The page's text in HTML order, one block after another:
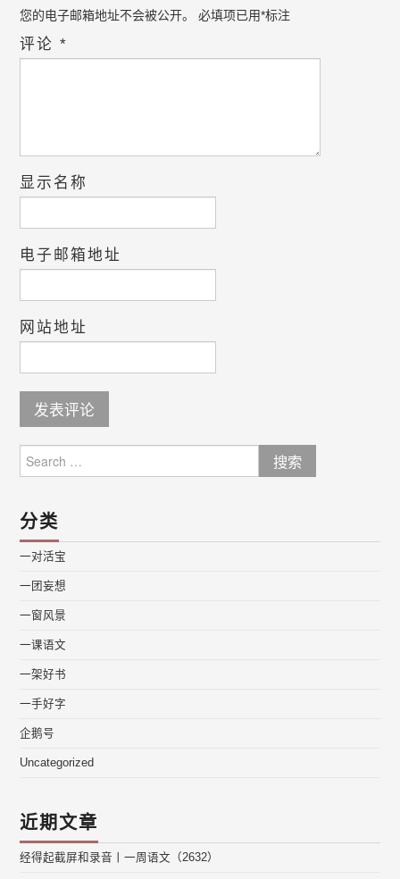
您的电子邮箱地址不会被公开。 必填项已用*标注
评论*
显示名称
电子邮箱地址
网站地址
for:
分类
一对活宝
一团妄想
一窗风景
一课语文
一架好书
一手好字
企鹅号
Uncategorized
近期文章
经得起截屏和录音丨一周语文（2632）